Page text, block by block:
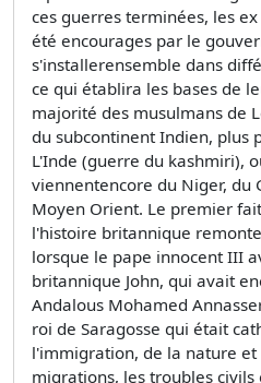
ces guerres terminées, les
été encourages par le
s'installerensemble dans
ce qui établira les bases de
majorité des musulmans de
du subcontinent Indien, plus
L'Inde (guerre du kashmiri),
viennentencore du Niger, du
Moyen Orient. Le premier
l'histoire britannique
lorsque le pape innocent III
britannique John, qui avait
Andalous Mohamed
roi de Saragosse qui était
l'immigration, de la nature et
migrations, les troubles civils